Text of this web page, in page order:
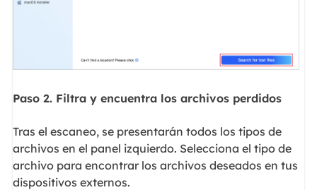
Paso 2. Filtra y encuentra los archivos perdidos
Tras el escaneo, se presentarán todos los tipos de
archivos en el panel izquierdo. Selecciona el tipo de
archivo para encontrar los archivos deseados en tus
dispositivos externos.